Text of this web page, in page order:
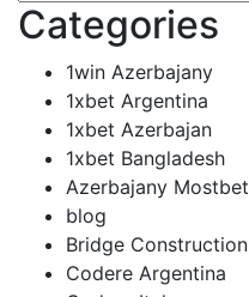
Categories
1win Azerbajany
1xbet Argentina
1xbet Azerbajan
1xbet Bangladesh
Azerbajany Mostbet
blog
Bridge Construction
Codere Argentina